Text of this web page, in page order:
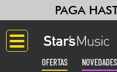
PAGA
OFERTAS NOVEDADES